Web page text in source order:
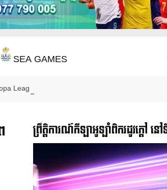
SEA GAMES
League
ព្រឹត្តិការណ៍កីឡាអូឡាំពិករដូវក្ដៅ ន